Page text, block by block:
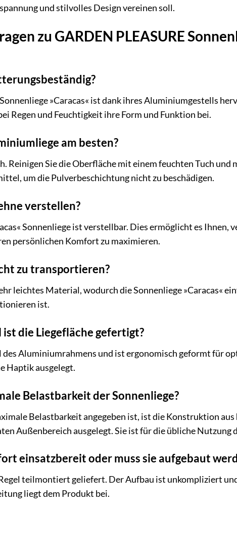
und stilvolles Design vereinen soll.
zu GARDEN PLEASURE
Sonnenliege »Caracas« ist dank ihres Aluminiumgestells
Regen und Feuchtigkeit ihre Form und Funktion bei.
am besten?
Reinigen Sie die Oberfläche mit einem feuchten Tuch und
um die Pulverbeschichtung nicht zu beschädigen.
verstellen?
Sonnenliege ist verstellbar. Dies ermöglicht es
persönlichen Komfort zu maximieren.
zu transportieren?
leichtes Material, wodurch die Sonnenliege »Caracas«
ist.
die Liegefläche gefertigt?
des Aluminiumrahmens und ist ergonomisch geformt für
Haptik ausgelegt.
Belastbarkeit der Sonnenliege?
Belastbarkeit angegeben ist, ist die Konstruktion
Außenbereich ausgelegt. Sie ist für die übliche Nutzung
einsatzbereit oder muss sie aufgebaut
teilmontiert geliefert. Der Aufbau ist unkompliziert
liegt dem Produkt bei.